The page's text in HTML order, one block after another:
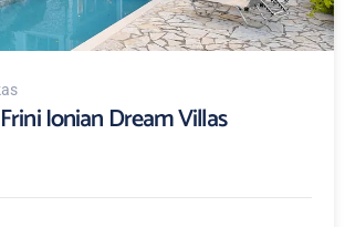
Ionian Dream Villas